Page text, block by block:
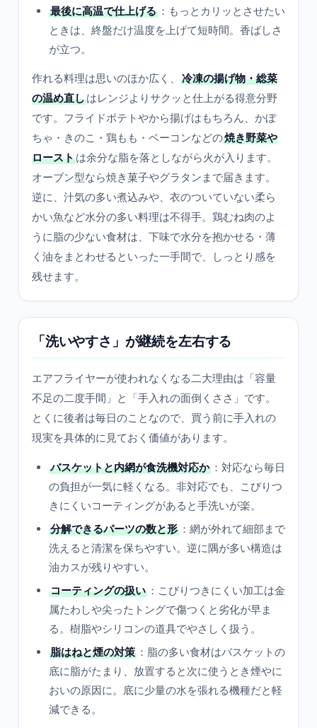
最後に高温で仕上げる ：もっとカリッとさせたい
ときは、終盤だけ温度を上げて短時間。香ばしさ
が立つ。
作れる料理は思いのほか広く、
冷凍の揚げ物・総菜
の温め直しはレンジよりサクッと仕上がる得意分野
です。フライドポテトやから揚げはもちろん、かぼ
ちゃ・きのこ・鶏もも・ベーコンなどの焼き野菜や
ローストは余分な脂を落としながら火が入ります。
オーブン型なら焼き菓子やグラタンまで届きます。
逆に、汁気の多い煮込みや、衣のついていない柔ら
かい魚など水分の多い料理は不得手。鶏むね肉のよ
うに脂の少ない食材は、下味で水分を抱かせる・薄
く油をまとわせるといった一手間で、しっとり感を
残せます。
「洗いやすさ」が継続を左右する
エアフライヤーが使われなくなる二大理由は「容量
不足の二度手間」と「手入れの面倒くささ」です。
とくに後者は毎日のことなので、買う前に手入れの
現実を具体的に見ておく価値があります。
バスケットと内網が食洗機対応か ：対応なら毎日
の負担が一気に軽くなる。非対応でも、こびりつ
きにくいコーティングがあると手洗いが楽。
分解できるパーツの数と形 ：網が外れて細部まで
洗えると清潔を保ちやすい。逆に隅が多い構造は
油カスが残りやすい。
コーティングの扱い ：こびりつきにくい加工は金
属たわしや尖ったトングで傷つくと劣化が早ま
る。樹脂やシリコンの道具でやさしく扱う。
脂はねと煙の対策 ：脂の多い食材はバスケットの
底に脂がたまり、放置すると次に使うとき煙やに
おいの原因に。底に少量の水を張れる機種だと軽
減できる。